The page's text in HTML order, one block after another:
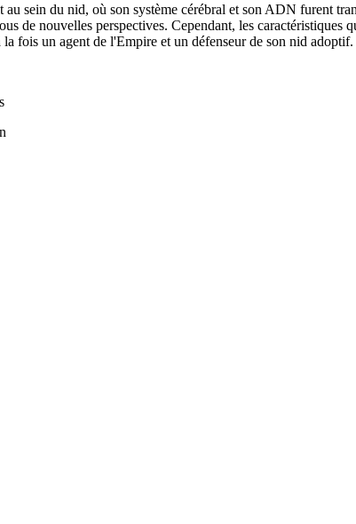
sein du nid, où son système cérébral et son ADN furent
de nouvelles perspectives. Cependant, les
fois un agent de l'Empire et un défenseur de son nid adoptif.